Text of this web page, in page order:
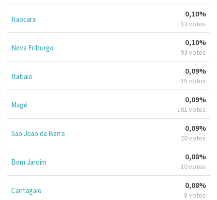
Itaocara
0,10%
13 votos
Nova Friburgo
0,10%
93 votos
Itatiaia
0,09%
15 votos
Magé
0,09%
101 votos
São João da Barra
0,09%
20 votos
Bom Jardim
0,08%
10 votos
Cantagalo
0,08%
8 votos